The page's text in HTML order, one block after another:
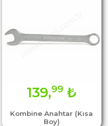
Kombine Anahtar (Kısa
Boy)
139,99₺